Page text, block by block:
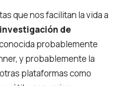
que nos facilitan la vida a
investigación de
conocida probablemente
y probablemente la
plataformas como